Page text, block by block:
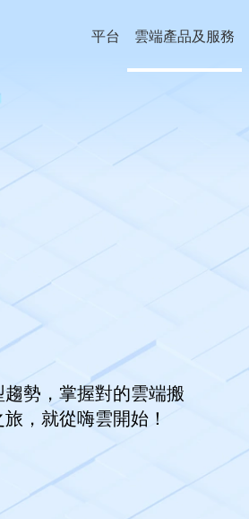
平台 雲端產品及服務
勢，掌握對的雲端搬
，就從嗨雲開始！